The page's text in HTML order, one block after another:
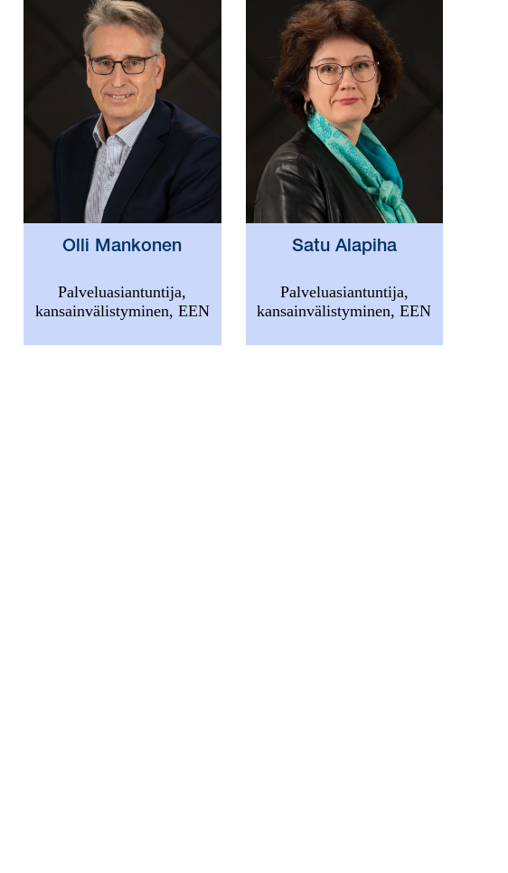
Olli Mankonen
Palveluasiantuntija,
kansainvälistyminen, EEN
Satu Alapiha
Palveluasiantuntija,
kansainvälistyminen, EEN